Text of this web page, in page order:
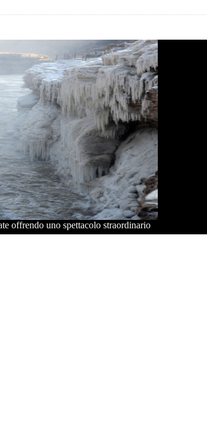
offrendo uno spettacolo straordinario